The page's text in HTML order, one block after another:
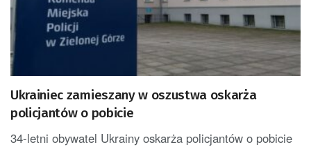
Ukrainiec zamieszany w oszustwa oskarża
policjantów o pobicie
34-letni obywatel Ukrainy oskarża policjantów o pobicie